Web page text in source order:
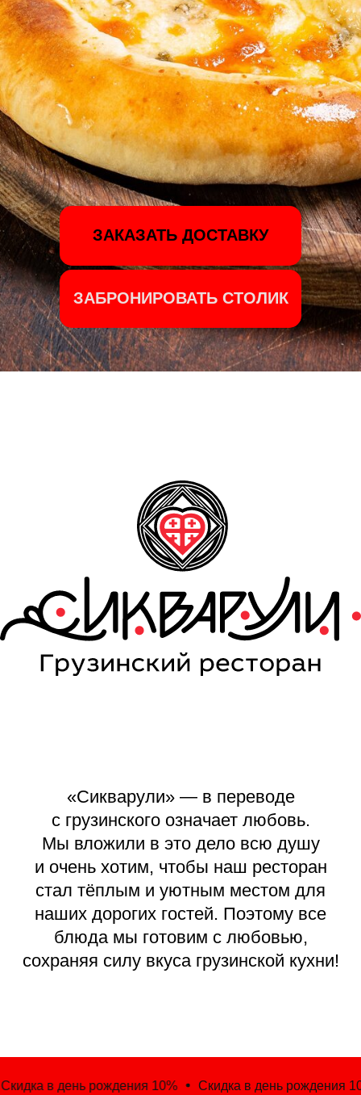
ЗАБРОНИРОВАТЬ СТОЛИК
ЗАКАЗАТЬ ДОСТАВКУ
«Сикварули» — в переводе
с грузинского означает любовь.
Мы вложили в это дело всю душу
и очень хотим, чтобы наш ресторан
стал тёплым и уютным местом для
наших дорогих гостей. Поэтому все
блюда мы готовим с любовью,
сохраняя силу вкуса грузинской кухни!
в день рождения 10% Скидка в день рождения 10%